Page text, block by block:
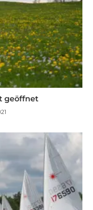
geöffnet